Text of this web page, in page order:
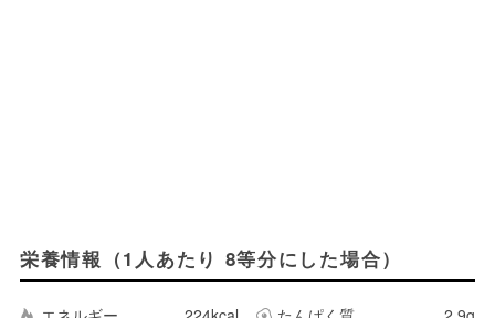
栄養情報（1人あたり 8等分にした場合）